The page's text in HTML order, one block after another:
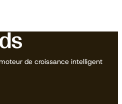
de croissance intelligent